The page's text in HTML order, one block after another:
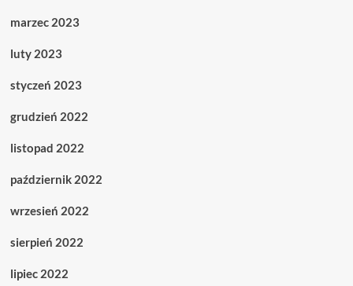
marzec 2023
luty 2023
styczeń 2023
grudzień 2022
listopad 2022
październik 2022
wrzesień 2022
sierpień 2022
lipiec 2022